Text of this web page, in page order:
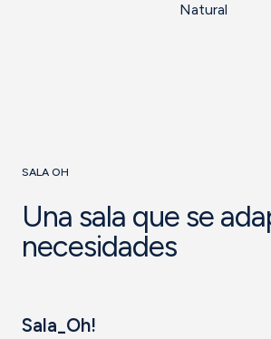
Natural
SALA OH
Una sala que se
necesidades
Sala_Oh!